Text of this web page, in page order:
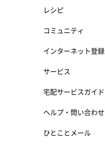
レシピ
コミュニティ
インターネット登録
サービス
宅配サービスガイド
ヘルプ・問い合わせ
ひとことメール